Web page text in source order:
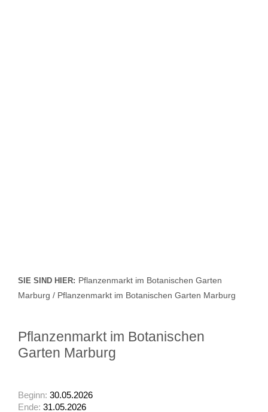
SIE SIND HIER: Pflanzenmarkt im Botanischen Garten
Marburg / Pflanzenmarkt im Botanischen Garten Marburg
Pflanzenmarkt im Botanischen
Garten Marburg
Beginn: 30.05.2026
Ende: 31.05.2026